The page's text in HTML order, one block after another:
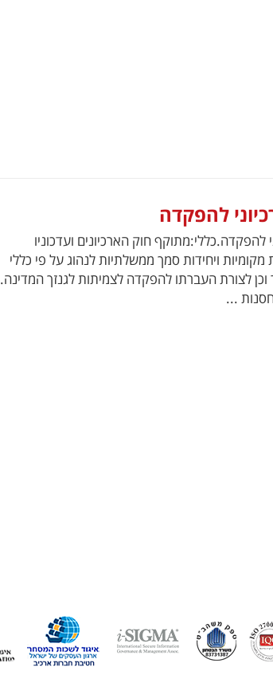
להפקדה
חוק הארכיונים ועדכוניו
ויחידות סמך ממשלתיות לנהוג על פי כללי
וכן לצורת העברתו להפקדה לצמיתות לגנזך המדינה.
...